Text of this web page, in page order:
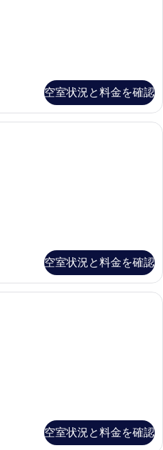
空室状況と料金を確認
エグゼクティブ ダブルルーム | ミニ
空室状況と料金を確認
エグゼクティブ ダブルルーム | ミニ
空室状況と料金を確認